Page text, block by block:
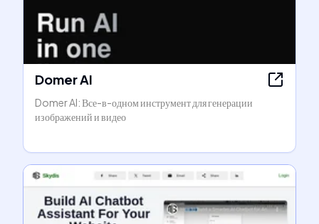
Domer AI
Domer AI: Все-в-одном инструмент для генерации
изображений и видео